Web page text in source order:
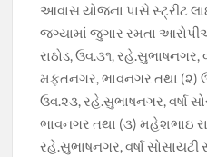
આવાસ યોજના પાસે સ્ટ્રીટ
જગ્યામાં જુગાર રમતા
રાઠોડ, ઉવ.૩૧, રહે.સુભાષનગર,
મફતનગર, ભાવનગર તથા (૨)
ઉવ.૨૩, રહે.સુભાષનગર, વર્ષા
ભાવનગર તથા (૩) મહેશભાઇ
રહે.સુભાષનગર, વર્ષા સોસાયટી